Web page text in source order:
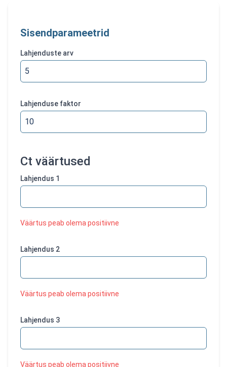
Sisendparameetrid
Lahjenduste arv
Lahjenduse faktor
Ct väärtused
Lahjendus 1
Väärtus peab olema positiivne
Lahjendus 2
Väärtus peab olema positiivne
Lahjendus 3
Väärtus peab olema positiivne